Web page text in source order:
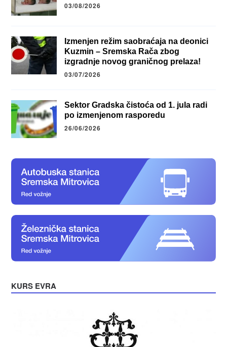
03/08/2026
Izmenjen režim saobraćaja na deonici
Kuzmin – Sremska Rača zbog
izgradnje novog graničnog prelaza!
03/07/2026
Sektor Gradska čistoća od 1. jula radi
po izmenjenom rasporedu
26/06/2026
KURS EVRA